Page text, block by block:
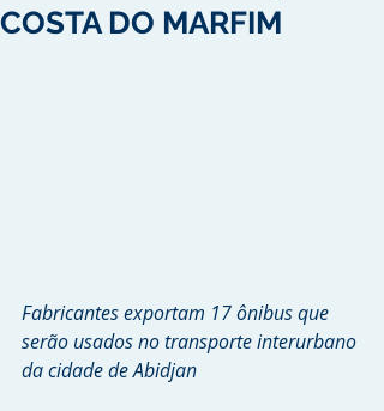
COSTA DO MARFIM
Fabricantes exportam 17 ônibus que
serão usados no transporte interurbano
da cidade de Abidjan